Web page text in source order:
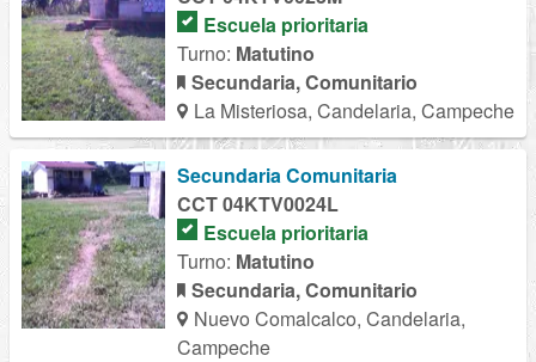
Escuela prioritaria
Turno: Matutino
Secundaria, Comunitario
La Misteriosa, Candelaria, Campeche
Secundaria Comunitaria
CCT 04KTV0024L
Escuela prioritaria
Turno: Matutino
Secundaria, Comunitario
Nuevo Comalcalco, Candelaria,
Campeche